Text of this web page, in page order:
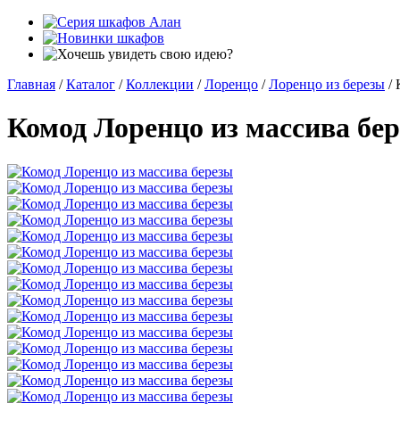
Главная / Каталог / Коллекции / Лоренцо / Лоренцо из березы /
Комод Лоренцо из массива